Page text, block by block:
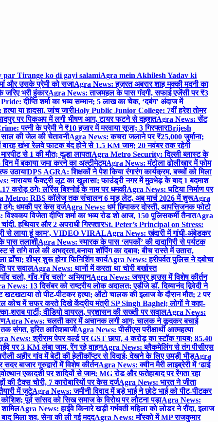
par Tirange ko di gayi salamiAgra mein Akhilesh Yadav ki
और उसके प्रेमी को सजाAgra News: हज़रत अबरार शाह मक्की मदनी का
भरी हुंकारAgra News: ताजमहल के पास गंदगी, सफाई एजेंसी पर ₹3
दीप्ति शर्मा का भव्य सम्मान; 5 लाख का चेक, ‘दबंग’ अंदाज में
या हादसा, जांच जारीHoly Public Junior College: 7वीं हरेश तोमर
पर पिकअप में लगी भीषण आग, टायर फटने से दहशतAgra News: सेंट
पत्नी के प्रेमी ने ₹10 हजार में मरवाया सूजा; 3 गिरफ्तारBrijesh
की जेल की चेतावनीAgra News: कचरा जलाने पर ₹25,000 जुर्माना;
खंभा रेलवे फाटक बंद होने से 1.5 KM जाम; 20 नवंबर तक रहेगी
से 1 की मौत; दूल्हा लापताAgra Metro Security: दिल्ली ब्लास्ट के
में बकाया जमा करने का अल्टीमेटमAgra News: मंटोला ढोलीखार में फोम
उठायाDPS AGRA: शिक्षकों ने पेश किया रंगारंग कार्यक्रम, बच्चों को मिला
नारायच फैक्ट्री लूट का खुलासा; फाउंड्री नगर में मुठभेड़ के बाद 1 बदमाश
करोड़ ठगे; लॉरेंस बिश्नोई के नाम पर धमकीAgra News: घटिया निर्माण पर
Metro: RBS कॉलेज तक संचालन 6 माह लेट, अब मार्च 2026 में शुरूAgra
ठगे; धमकी पर केस दर्जAgra News: धर्म छिपाकर दोस्ती, आपत्तिजनक फोटो
विजेता दीप्ति शर्मा का भव्य रोड शो आज, 150 पुलिसकर्मी तैनातAgra
हथियार और 2 अपराधी गिरफ्तारSt. Peter’s Principal on Stress:
से लाया हूं काम’, VIDEO VIRALAgra News: खंदारी में गांधी-अंबेडकर
पास तलाशीAgra News: स्मारक के पास ‘लपकों’ की दादागिरी से पर्यटक
तांगे वाले की अभद्रता,बनाया शॉपिंग का दबाव; बीच रास्ते में उतारा,
शीघ्र शुरू होगा फिनिशिंग कार्यAgra News: हरीपर्वत पुलिस ने दबोचा
पर सवालAgra News: थानों में करता था चोरी बर्खास्त
चलो, गाँव-गाँव चलो’ अभियानAgra News: जयपुर हाउस में विशेष कीर्तन
News: 13 दिसंबर को राष्ट्रीय लोक अदालत; एडीजे डॉ. दिव्यानंद द्विवेदी ने
तो पीट-पीटकर हत्या; ऑटो चालक की इलाज के दौरान मौत; 2 पर
कोच में सफर करते दिखे केंद्रीय मंत्री SP Singh Baghel; लोगों ने कहा-
पार्टी; वीडियो वायरल, प्रशासन की सख्ती पर सवालAgra News:
Agra News: चलती कार में अचानक लगी आग; चालक ने कूदकर बचाई
संगत, हरित आतिशबाजीAgra News: पीसीएस परीक्षार्थी आत्महत्या
News: श्रीराम पेपर वर्ल्ड पर GST छापा, 4 करोड़ का स्टॉक गायब; 85.40
पर 3 KM लंबा जाम, रेंग रहे वाहनAgra News: ब्लैकमेलिंग से तंग पीसीएस
अहीर गांव में बेटी की हेलीकॉप्टर से विदाई; देखने के लिए उमड़ी भीड़Agra
बाजार गुरुद्वारों में विशेष कीर्तनAgra News: क्वीन मैरी लाइब्रेरी में ‘ढाई
एकादशी पर शादियों से जाम; MG रोड और फतेहाबाद पर रेंगता रहा
टैक्स चोरी, 7 कारोबारियों पर केस दर्जAgra News: भारत ने जीता
में जुटेAgra News: जमीनी विवाद में बड़े भाई ने छोटे भाई को पीट-पीटकर
पूर्व सांसद को सिख समाज के विरोध पर लौटना पड़ाAgra News:
Agra News: हाईवे किनारे खड़ी गर्भवती महिला को लोडर ने रौंदा, इलाज
मिला शव, सेना की ली गई मददAgra News: मॉस्को में MP राजकुमार